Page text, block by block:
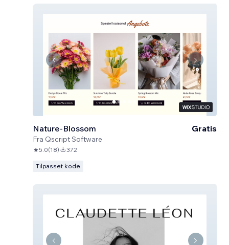
Nature-Blossom
Fra Qscript Software
Gratis
5.0(18) 372
Tilpasset kode